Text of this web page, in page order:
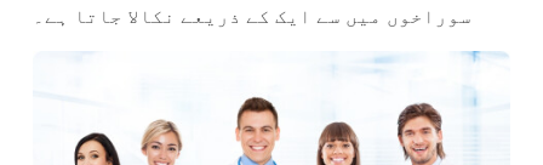
سوراخوں میں سے ایک کے ذریعے نکالا جاتا ہے۔